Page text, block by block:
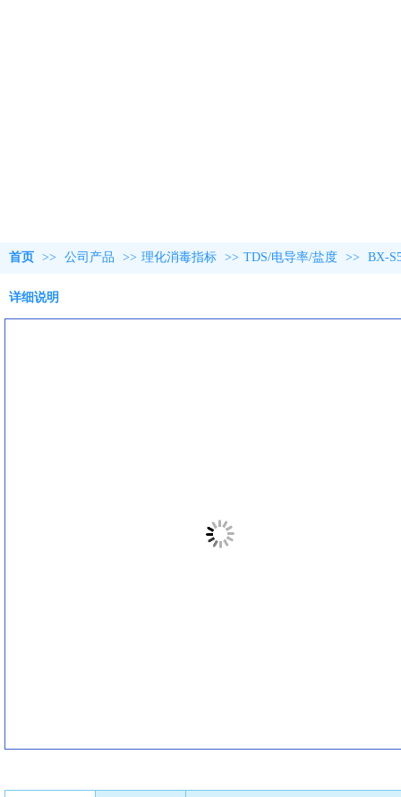
首页 >> 公司产品 >> 理化消毒指标 >> TDS/电导率/盐度 >> BX-
详细说明